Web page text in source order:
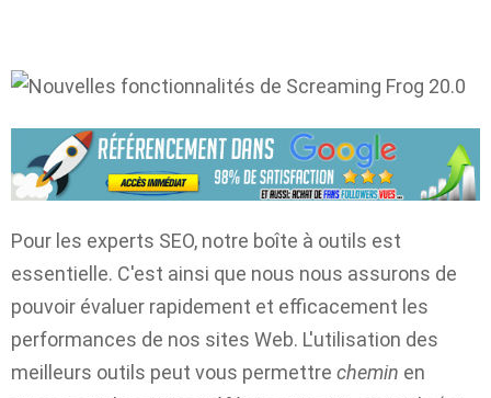
Pour les experts SEO, notre boîte à outils est
essentielle. C'est ainsi que nous nous assurons de
pouvoir évaluer rapidement et efficacement les
performances de nos sites Web. L'utilisation des
meilleurs outils peut vous permettre chemin en